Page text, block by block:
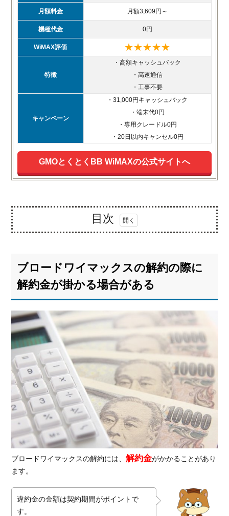
月額料金 月額3,609円～
機種代金 0円
WiMAX評価 ★★★★★
特徴
・高額キャッシュバック
・高速通信
・工事不要
キャンペーン
・31,000円キャッシュバック
・端末代0円
・専用クレードル0円
・20日以内キャンセル0円
GMOとくとくBB WiMAXの公式サイトへ
目次
ロ
ー
ド
ワ
イ
マ
ッ
ク
ス
の
解
約
の
際
に
約
金
か
る
場
合
ブロードワイマックスの解約の際に
解約金が掛かる場合がある
ブロードワイマックスの解約には、解約金がかかることがあり
ます。
違約金の金額は契約期間がポイントで
す。